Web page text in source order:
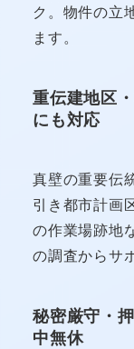
ク。物件の立
ます。
重伝建地区
にも対応
真壁の重要伝
引き都市計画
の作業場跡地
の調査からサ
秘密厳守・
中無休